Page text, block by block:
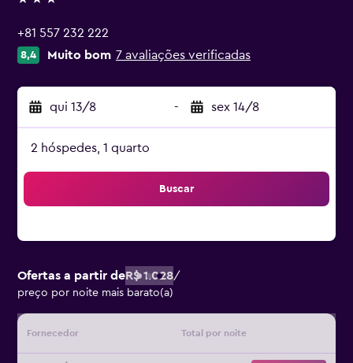
3 estrelas
+81 557 232 222
8,4 Muito bom 7 avaliações verificadas
qui 13/8 - sex 14/8
2 hóspedes, 1 quarto
Buscar
Ofertas a partir deR$ 1.028/
preço por noite mais barato(a)
Fornecedor Total por noite